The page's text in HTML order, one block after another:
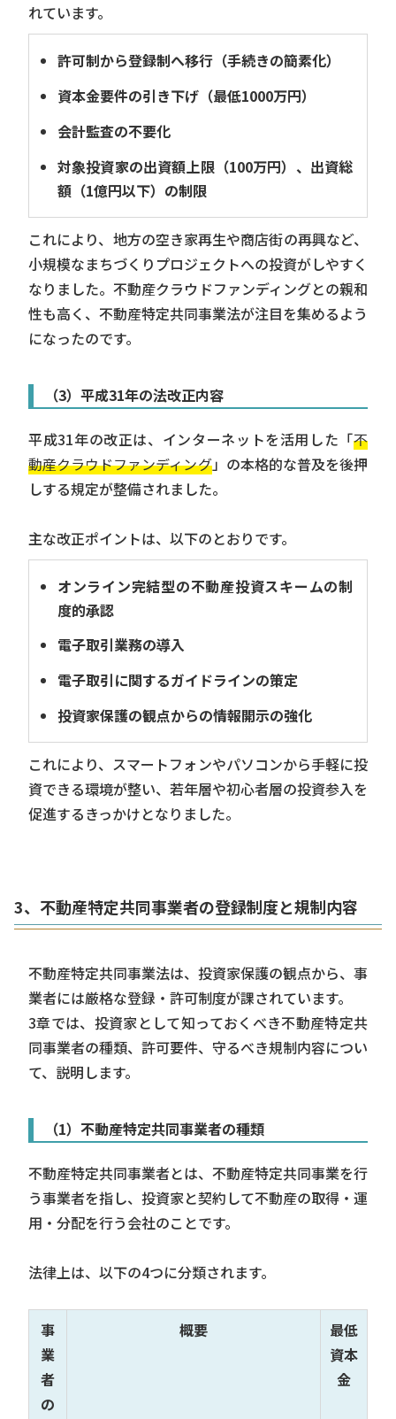
れています。
許可制から登録制へ移行（手続きの簡素化）
資本金要件の引き下げ（最低1000万円）
会計監査の不要化
対象投資家の出資額上限（100万円）、出資総
額（1億円以下）の制限
これにより、地方の空き家再生や商店街の再興など、
小規模なまちづくりプロジェクトへの投資がしやすく
なりました。不動産クラウドファンディングとの親和
性も高く、不動産特定共同事業法が注目を集めるよう
になったのです。
（3）平成31年の法改正内容
平成31年の改正は、インターネットを活用した「不
動産クラウドファンディング」の本格的な普及を後押
しする規定が整備されました。
主な改正ポイントは、以下のとおりです。
オンライン完結型の不動産投資スキームの制
度的承認
電子取引業務の導入
電子取引に関するガイドラインの策定
投資家保護の観点からの情報開示の強化
これにより、スマートフォンやパソコンから手軽に投
資できる環境が整い、若年層や初心者層の投資参入を
促進するきっかけとなりました。
3、不動産特定共同事業者の登録制度と規制内容
不動産特定共同事業法は、投資家保護の観点から、事
業者には厳格な登録・許可制度が課されています。
3章では、投資家として知っておくべき不動産特定共
同事業者の種類、許可要件、守るべき規制内容につい
て、説明します。
（1）不動産特定共同事業者の種類
不動産特定共同事業者とは、不動産特定共同事業を行
う事業者を指し、投資家と契約して不動産の取得・運
用・分配を行う会社のことです。
法律上は、以下の4つに分類されます。
事
業
者
の
概要
最低
資本
金